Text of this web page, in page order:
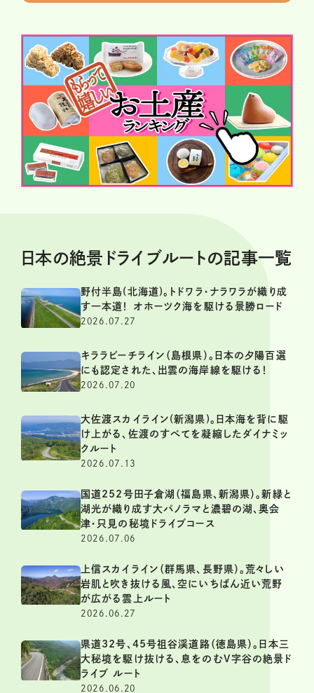
日本の絶景ドライブルートの記事一覧
野付半島(北海道)。トドワラ・ナラワラが織り成
す一本道！ オホーツク海を駆ける景勝ロード
2026.07.27
キララビーチライン（島根県）。日本の夕陽百選
にも認定された、出雲の海岸線を駆ける！
2026.07.20
大佐渡スカイライン(新潟県)。日本海を背に駆
け上がる、佐渡のすべてを凝縮したダイナミッ
クルート
2026.07.13
国道252号田子倉湖（福島県、新潟県）。新緑と
湖光が織り成す大パノラマと濃碧の湖、奥会
津・只見の秘境ドライブコース
2026.07.06
上信スカイライン（群馬県、長野県）。荒々しい
岩肌と吹き抜ける風、空にいちばん近い荒野
が広がる雲上ルート
2026.06.27
県道32号、45号祖谷渓道路（徳島県）。日本三
大秘境を駆け抜ける、息をのむV字谷の絶景ド
ライブ ルート
2026.06.20